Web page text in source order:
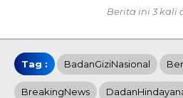
Berita ini 3 kali
Tag : BadanGiziNasional
BreakingNews